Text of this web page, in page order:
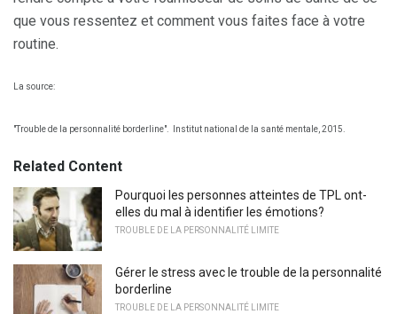
que vous ressentez et comment vous faites face à votre
routine.
La source:
"Trouble de la personnalité borderline". Institut national de la santé mentale, 2015.
Related Content
Pourquoi les personnes atteintes de TPL ont-
elles du mal à identifier les émotions?
TROUBLE DE LA PERSONNALITÉ LIMITE
Gérer le stress avec le trouble de la personnalité
borderline
TROUBLE DE LA PERSONNALITÉ LIMITE